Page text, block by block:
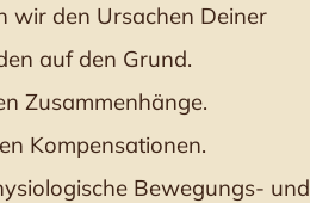
wir den Ursachen Deiner
auf den Grund.
Zusammenhänge.
Kompensationen.
Bewegungs- und